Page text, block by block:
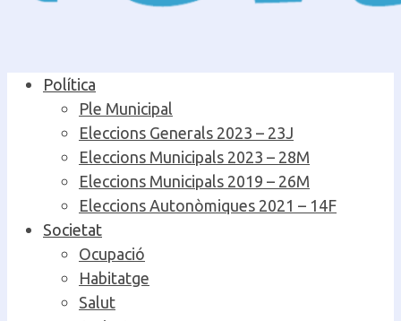
PrimaryPolítica
Ple Municipal
Eleccions Generals 2023 – 23J
Eleccions Municipals 2023 – 28M
Eleccions Municipals 2019 – 26M
Eleccions Autonòmiques 2021 – 14F
Societat
Ocupació
Habitatge
Salut